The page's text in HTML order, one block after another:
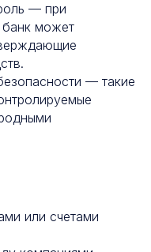
— при
может
— такие
или счетами